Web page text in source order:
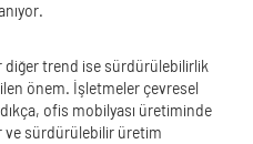
diğer trend ise sürdürülebilirlik
önem. İşletmeler çevresel
ofis mobilyası üretiminde
sürdürülebilir üretim